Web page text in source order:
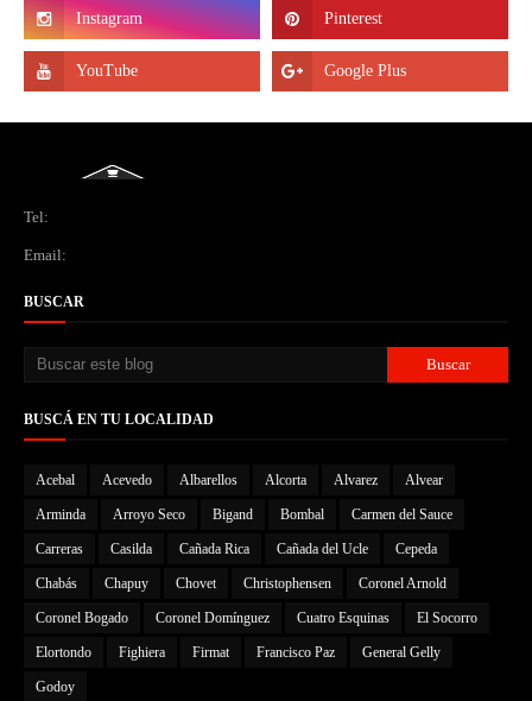
Tel:
Email:
BUSCAR
BUSCÁ EN TU LOCALIDAD
Acebal Acevedo Albarellos Alcorta Alvarez Alvear
Arminda Arroyo Seco Bigand Bombal Carmen del Sauce
Carreras Casilda Cañada Rica Cañada del Ucle Cepeda
Chabás Chapuy Chovet Christophensen Coronel Arnold
Coronel Bogado Coronel Domínguez Cuatro Esquinas El Socorro
Elortondo Fighiera Firmat Francisco Paz General Gelly
Godoy